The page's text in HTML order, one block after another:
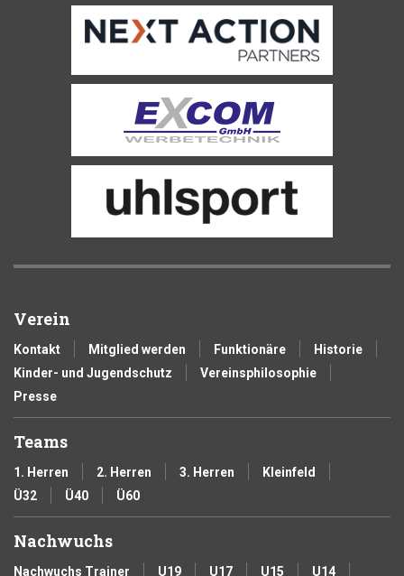
Verein
Kontakt Mitglied werden Funktionäre
Historie
Kinder- und Jugendschutz
Vereinsphilosophie
Presse
Teams
1. Herren 2. Herren 3. Herren
Kleinfeld
Ü32
Ü40 Ü60
Nachwuchs
Nachwuchs Trainer U19 U17 U15 U14